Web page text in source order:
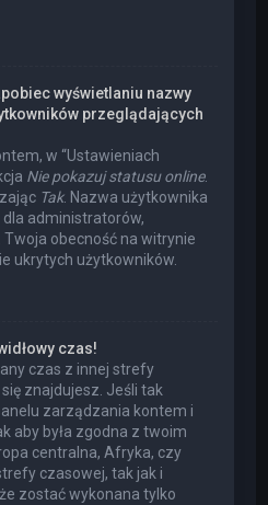
wyświetlaniu nazwy
przeglądających
w “Ustawieniach
Nie pokazuj statusu online.
Tak. Nazwa użytkownika
administratorów,
obecność na witrynie
ukrytych użytkowników.
czas!
czas z innej strefy
znajdujesz. Jeśli tak
zarządzania kontem i
aby była zgodna z twoim
centralna, Afryka, czy
czasowej, tak jak i
zostać wykonana tylko